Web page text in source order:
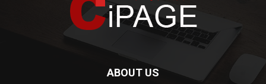
ABOUT US